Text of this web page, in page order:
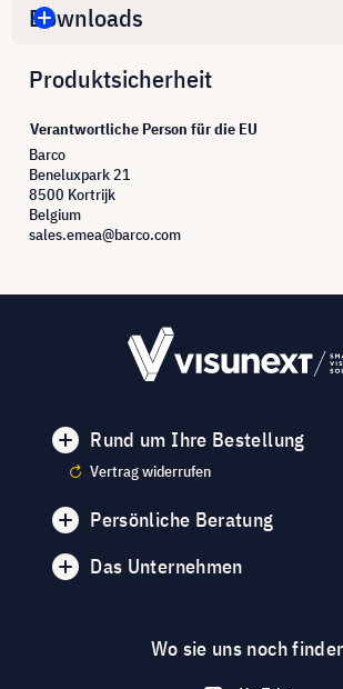
Downloads
Produktsicherheit
Verantwortliche Person für die EU
Barco
Beneluxpark 21
8500 Kortrijk
Belgium
sales.emea@barco.com
Rund um Ihre Bestellung
Vertrag widerrufen
Persönliche Beratung
Das Unternehmen
Wo sie uns noch